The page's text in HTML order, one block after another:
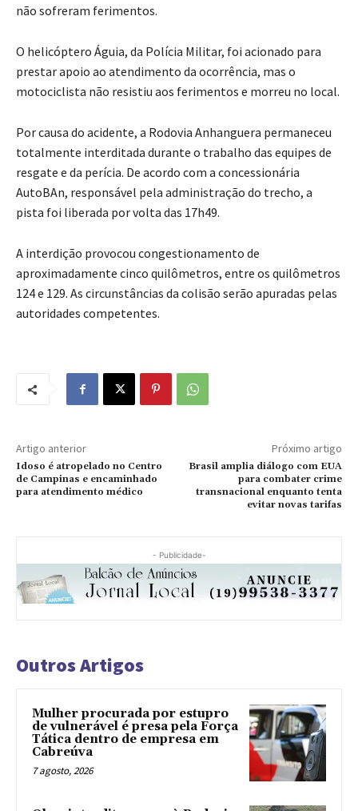
não sofreram ferimentos.
O helicóptero Águia, da Polícia Militar, foi acionado para
prestar apoio ao atendimento da ocorrência, mas o
motociclista não resistiu aos ferimentos e morreu no local.
Por causa do acidente, a Rodovia Anhanguera permaneceu
totalmente interditada durante o trabalho das equipes de
resgate e da perícia. De acordo com a concessionária
AutoBAn, responsável pela administração do trecho, a
pista foi liberada por volta das 17h49.
A interdição provocou congestionamento de
aproximadamente cinco quilômetros, entre os quilômetros
124 e 129. As circunstâncias da colisão serão apuradas pelas
autoridades competentes.
Artigo anterior
Idoso é atropelado no Centro
de Campinas e encaminhado
para atendimento médico
Próximo artigo
Brasil amplia diálogo com EUA
para combater crime
transnacional enquanto tenta
evitar novas tarifas
- Publicidade-
Outros Artigos
Mulher procurada por estupro
de vulnerável é presa pela Força
Tática dentro de empresa em
Cabreúva
7 agosto, 2026